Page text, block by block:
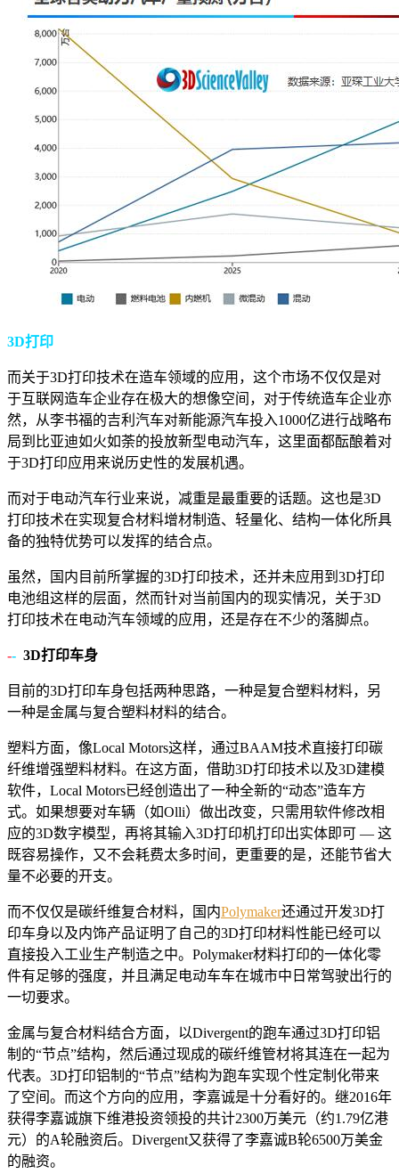
3D打印
而关于3D打印技术在造车领域的应用，这个市场不仅仅是对
于互联网造车企业存在极大的想像空间，对于传统造车企业亦
然，从李书福的吉利汽车对新能源汽车投入1000亿进行战略布
局到比亚迪如火如荼的投放新型电动汽车，这里面都酝酿着对
于3D打印应用来说历史性的发展机遇。
而对于电动汽车行业来说，减重是最重要的话题。这也是3D
打印技术在实现复合材料增材制造、轻量化、结构一体化所具
备的独特优势可以发挥的结合点。
虽然，国内目前所掌握的3D打印技术，还并未应用到3D打印
电池组这样的层面，然而针对当前国内的现实情况，关于3D
打印技术在电动汽车领域的应用，还是存在不少的落脚点。
-- 3D打印车身
目前的3D打印车身包括两种思路，一种是复合塑料材料，另
一种是金属与复合塑料材料的结合。
塑料方面，像Local Motors这样，通过BAAM技术直接打印碳
纤维增强塑料材料。在这方面，借助3D打印技术以及3D建模
软件，Local Motors已经创造出了一种全新的“动态”造车方
式。如果想要对车辆（如Olli）做出改变，只需用软件修改相
应的3D数字模型，再将其输入3D打印机打印出实体即可 — 这
既容易操作，又不会耗费太多时间，更重要的是，还能节省大
量不必要的开支。
而不仅仅是碳纤维复合材料，国内Polymaker还通过开发3D打
印车身以及内饰产品证明了自己的3D打印材料性能已经可以
直接投入工业生产制造之中。Polymaker材料打印的一体化零
件有足够的强度，并且满足电动车车在城市中日常驾驶出行的
一切要求。
金属与复合材料结合方面，以Divergent的跑车通过3D打印铝
制的“节点”结构，然后通过现成的碳纤维管材将其连在一起为
代表。3D打印铝制的“节点”结构为跑车实现个性定制化带来
了空间。而这个方向的应用，李嘉诚是十分看好的。继2016年
获得李嘉诚旗下维港投资领投的共计2300万美元（约1.79亿港
元）的A轮融资后。Divergent又获得了李嘉诚B轮6500万美金
的融资。